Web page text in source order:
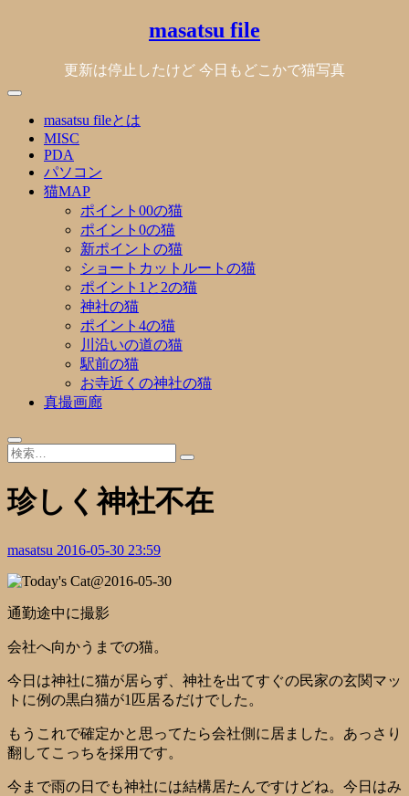
masatsu file
更新は停止したけど 今日もどこかで猫写真
masatsu fileとは
MISC
PDA
パソコン
猫MAP
ポイント00の猫
ポイント0の猫
新ポイントの猫
ショートカットルートの猫
ポイント1と2の猫
神社の猫
ポイント4の猫
川沿いの道の猫
駅前の猫
お寺近くの神社の猫
真撮画廊
珍しく神社不在
masatsu 2016-05-30 23:59
通勤途中に撮影
会社へ向かうまでの猫。
今日は神社に猫が居らず、神社を出てすぐの民家の玄関マッ
トに例の黒白猫が1匹居るだけでした。
もうこれで確定かと思ってたら会社側に居ました。あっさり
翻してこっちを採用です。
今まで雨の日でも神社には結構居たんですけどね。今日はみ